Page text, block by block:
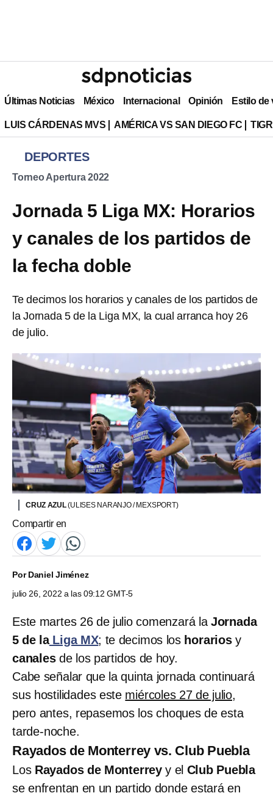
Últimas Noticias México Internacional Opinión Estilo de
LUIS CÁRDENAS MVS AMÉRICA VS SAN DIEGO FC
DEPORTES
Torneo Apertura 2022
Jornada 5 Liga MX: Horarios
y canales de los partidos de
la fecha doble
Te decimos los horarios y canales de los partidos de
la Jornada 5 de la Liga MX, la cual arranca hoy 26
de julio.
CRUZ AZUL(ULISES NARANJO / MEXSPORT)
Compartir en
PorDaniel Jiménez
julio 26, 2022 a las 09:12 GMT-5
Este martes 26 de julio comenzará la Jornada
5 de laLiga MX; te decimos los horariosy
canalesde los partidos de hoy.
Cabe señalar que la quinta jornada continuará
sus hostilidades este miércoles 27 de julio,
pero antes, repasemos los choques de esta
tarde-noche.
Rayados de Monterrey vs. Club Puebla
Los Rayados de Monterreyy el Club Puebla
se enfrentan en un partido donde estará en